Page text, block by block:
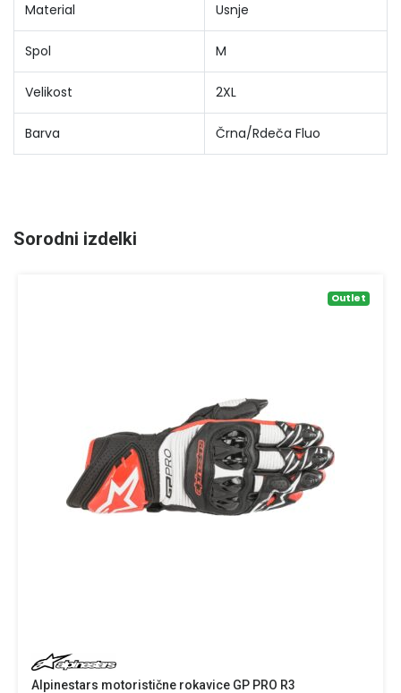
Material Usnje
Spol M
Velikost 2XL
Barva Črna/Rdeča Fluo
Sorodni izdelki
Outlet
Alpinestars motoristične rokavice GP PRO R3